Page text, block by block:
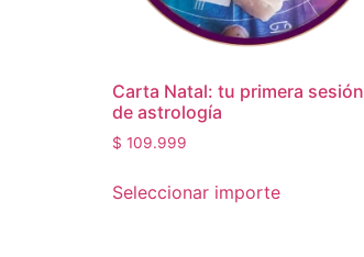
Carta Natal: tu primera sesión
de astrología
$ 109.999
Seleccionar importe